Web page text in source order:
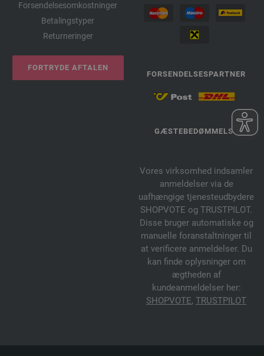
Forsendelsesomkostninger
Betalingstyper
Returneringer
FORTRYDE AFTALEN
FORSENDELSESPARTNER
GÆSTEBEDØMMELSE
Vores virksomhed indsamler
anmeldelser via de
uafhængige tjenesteudbydere
SHOPVOTE og TRUSTPILOT.
Disse bruger automatiske og
manuelle foranstaltninger til
at verificere anmeldelser. Du
kan finde oplysninger om
ægtheden af
kundeanmeldelser her:
SHOPVOTE, TRUSTPILOT